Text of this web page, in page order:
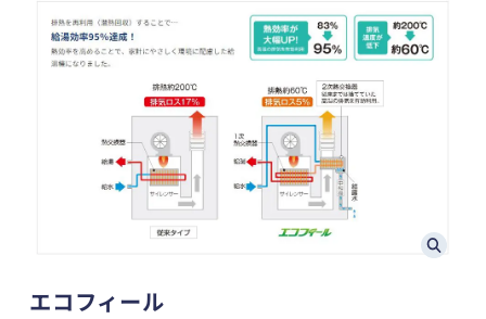
エコフィール